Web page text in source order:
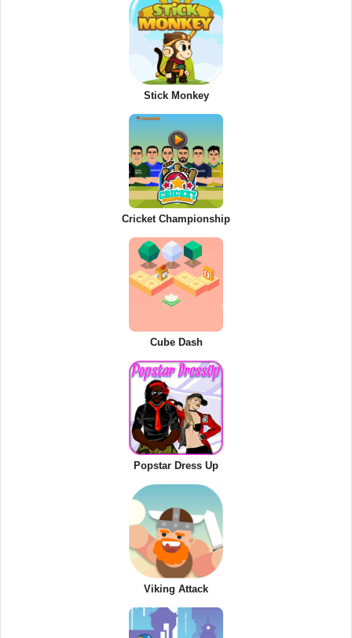
Stick Monkey
Cricket Championship
Cube Dash
Popstar Dress Up
Viking Attack